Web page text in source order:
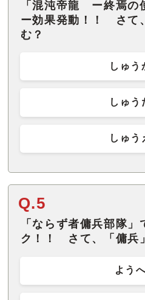
「混沌帝龍 ー終焉の
ー効果発動！！ さて
む？
しゅう
しゅう
しゅう
Q.5
「ならず者傭兵部隊
ク！！ さて、「傭兵
よう